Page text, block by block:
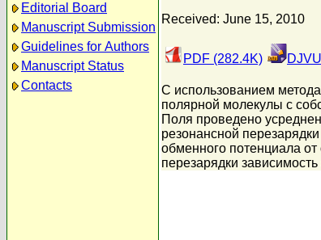
Editorial Board
Manuscript Submission
Guidelines for Authors
Manuscript Status
Contacts
Received: June 15, 2010
PDF (282.4K)
С использованием
полярной молекулы с
Поля проведено
резонансной
обменного потенциала
перезарядки